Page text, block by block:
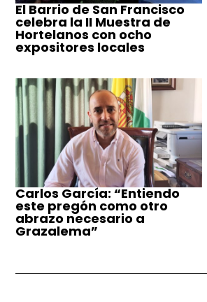
El Barrio de San Francisco
celebra la II Muestra de
Hortelanos con ocho
expositores locales
Carlos García: “Entiendo
este pregón como otro
abrazo necesario a
Grazalema”